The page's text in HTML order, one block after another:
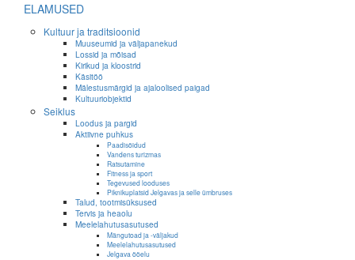
ELAMUSED
Kultuur ja traditsioonid
Muuseumid ja väljapanekud
Lossid ja mõisad
Kirikud ja kloostrid
Käsitöö
Mälestusmärgid ja ajaloolised paigad
Kultuuriobjektid
Seiklus
Loodus ja pargid
Aktiivne puhkus
Paadisõidud
Vandens turizmas
Ratsutamine
Fitness ja sport
Tegevused looduses
Piknikuplatsid Jelgavas ja selle ümbruses
Talud, tootmisüksused
Tervis ja heaolu
Meelelahutusasutused
Mängutoad ja -väljakud
Meelelahutusasutused
Jelgava ööelu